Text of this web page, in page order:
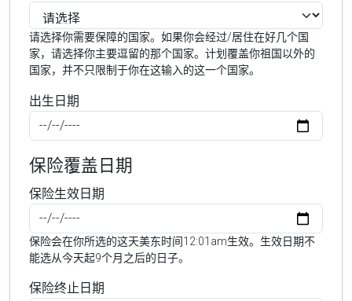
请选择你需要保障的国家。如果你会经过/居住在好几个国
家，请选择你主要逗留的那个国家。计划覆盖你祖国以外的
国家，并不只限制于你在这输入的这一个国家。
出生日期
保险覆盖日期
保险生效日期
保险会在你所选的这天美东时间12:01am生效。生效日期不
能选从今天起9个月之后的日子。
保险终止日期